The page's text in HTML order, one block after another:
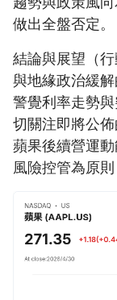
做出全盤否定。
結論與展望（
與地緣政治緩
警覺利率走勢
切關注即將公佈
蘋果後續營運
風險控管為原